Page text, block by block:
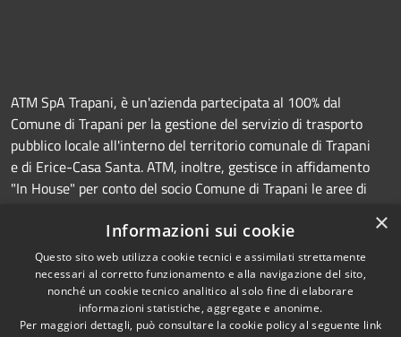
ATM SpA Trapani, è un'azienda partecipata al 100% dal
Comune di Trapani per la gestione del servizio di trasporto
pubblico locale all'interno del territorio comunale di Trapani
e di Erice-Casa Santa. ATM, inoltre, gestisce in affidamento
"In House" per conto del socio Comune di Trapani le aree di
manutenzione della segnaletica orizzontale e verticale.
RSS
Copyright © 2026 • Azienda
×
Informazioni sui cookie
Questo sito web utilizza cookie tecnici e assimilati strettamente
necessari al corretto funzionamento e alla navigazione del sito,
nonché un cookie tecnico analitico al solo fine di elaborare
informazioni statistiche, aggregate e anonime.
Per maggiori dettagli, può consultare la cookie policy al seguente link